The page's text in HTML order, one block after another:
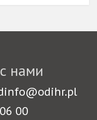
нами
00